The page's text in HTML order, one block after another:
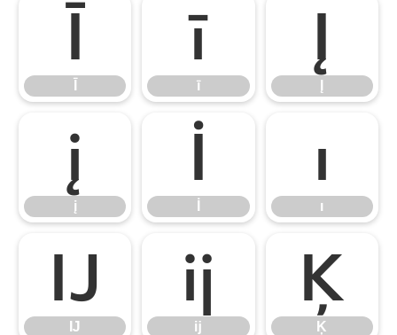
Ī ī
ī
Į
į
į
İ ı
ı
Ĳ
Ĳ
ĳ
ĳ
Ķ
Ķ